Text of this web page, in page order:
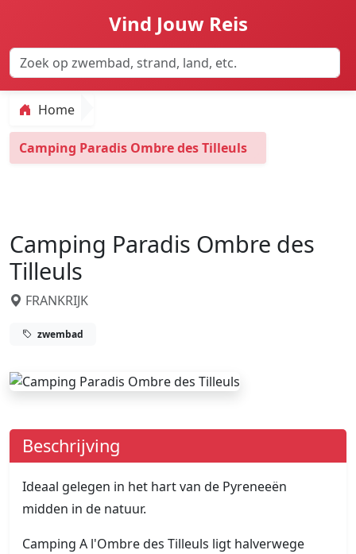
Vind Jouw Reis
Home
Camping Paradis Ombre des Tilleuls
Camping Paradis Ombre des
Tilleuls
FRANKRIJK
zwembad
Beschrijving
Ideaal gelegen in het hart van de Pyreneeën
midden in de natuur.
Camping A l'Ombre des Tilleuls ligt halverwege